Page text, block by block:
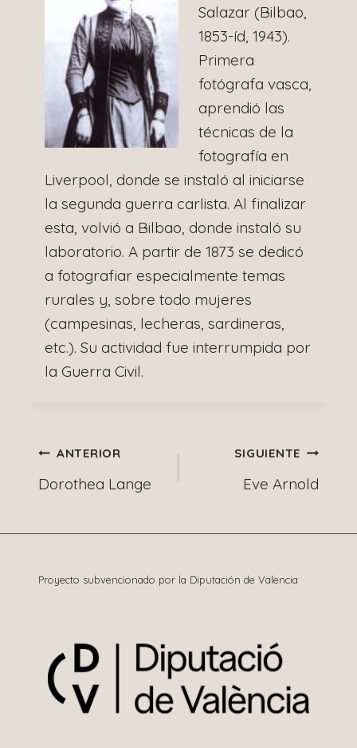
Salazar (Bilbao,
1853-íd, 1943).
Primera
fotógrafa vasca,
aprendió las
técnicas de la
fotografía en
Liverpool, donde se instaló al iniciarse
la segunda guerra carlista. Al finalizar
esta, volvió a Bilbao, donde instaló su
laboratorio. A partir de 1873 se dedicó
a fotografiar especialmente temas
rurales y, sobre todo mujeres
(campesinas, lecheras, sardineras,
etc.). Su actividad fue interrumpida por
la Guerra Civil.
Navegación
de
entradas
ANTERIOR
Dorothea Lange
SIGUIENTE
Eve Arnold
Proyecto subvencionado por la Diputación de Valencia